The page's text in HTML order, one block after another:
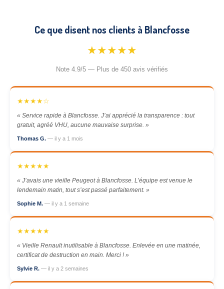
Ce que disent nos clients à Blancfosse
★★★★★
Note 4.9/5 — Plus de 450 avis vérifiés
★★★★☆
« Service rapide à Blancfosse. J’ai apprécié la transparence : tout
gratuit, agréé VHU, aucune mauvaise surprise. »
Thomas G. — il y a 1 mois
★★★★★
« J’avais une vieille Peugeot à Blancfosse. L’équipe est venue le
lendemain matin, tout s’est passé parfaitement. »
Sophie M. — il y a 1 semaine
★★★★★
« Vieille Renault inutilisable à Blancfosse. Enlevée en une matinée,
certificat de destruction en main. Merci ! »
Sylvie R. — il y a 2 semaines